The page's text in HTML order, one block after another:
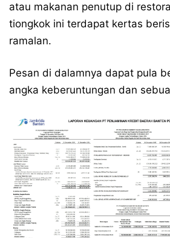
atau makanan penutup di
tiongkok ini terdapat kertas
ramalan.
Pesan di dalamnya dapat pula
angka keberuntungan dan